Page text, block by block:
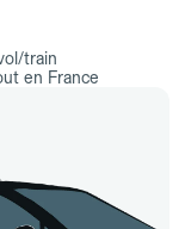
train
en France